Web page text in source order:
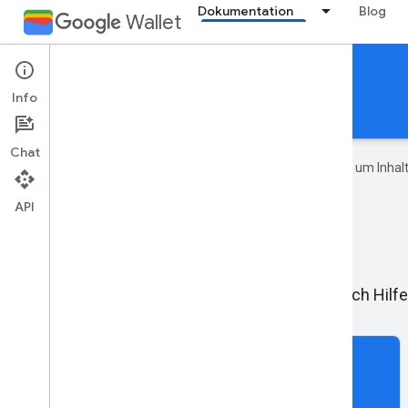
Wallet Dokumentation Blog
Generische Karten/Tickets
Leitfäden
Google verwendet KI-Technologie, um
Holen Sie sich
Info
Chat
API